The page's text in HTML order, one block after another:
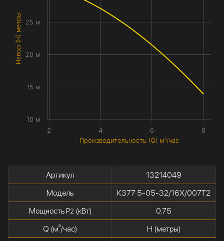
Производительность (Q) м³/час
Напор (H) метры
2 4 6 8
10 м
15 м
20 м
25 м
Артикул
13214049
Модель
К377 5-05-32/16Х/007Т2
Мощность P2(кВт)
0.75
Q (м³/час)
H (метры)